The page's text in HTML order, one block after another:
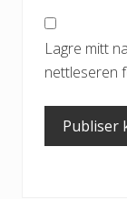
Lagre mitt
nettleseren